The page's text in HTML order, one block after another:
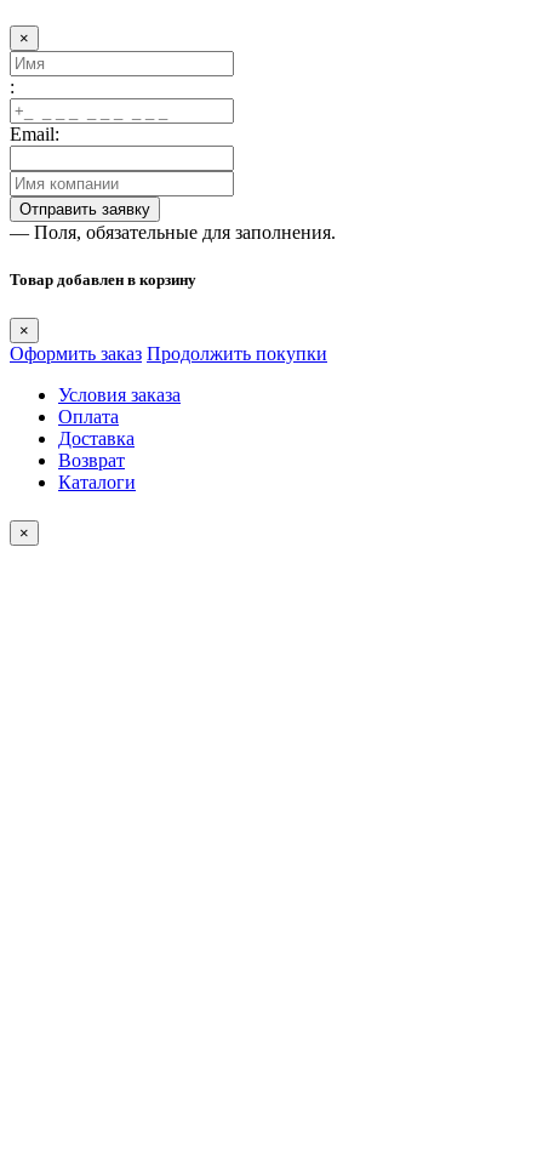
×
:
Email:
— Поля, обязательные для заполнения.
Товар добавлен в корзину
×
Оформить заказ Продолжить покупки
Условия заказа
Оплата
Доставка
Возврат
Каталоги
×